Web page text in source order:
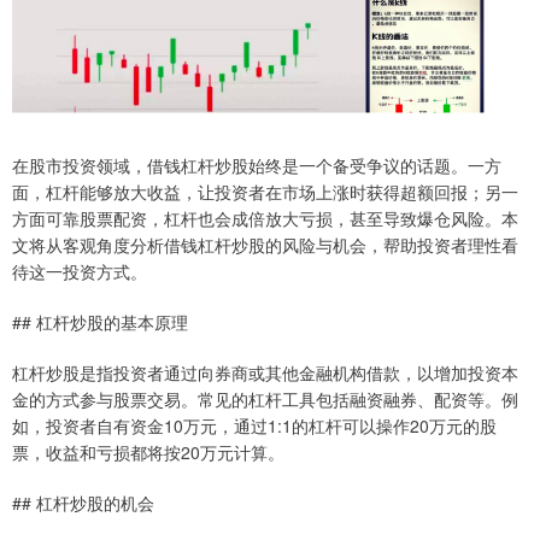
在股市投资领域，借钱杠杆炒股始终是一个备受争议的话题。一方
面，杠杆能够放大收益，让投资者在市场上涨时获得超额回报；另一
方面可靠股票配资，杠杆也会成倍放大亏损，甚至导致爆仓风险。本
文将从客观角度分析借钱杠杆炒股的风险与机会，帮助投资者理性看
待这一投资方式。
## 杠杆炒股的基本原理
杠杆炒股是指投资者通过向券商或其他金融机构借款，以增加投资本
金的方式参与股票交易。常见的杠杆工具包括融资融券、配资等。例
如，投资者自有资金10万元，通过1:1的杠杆可以操作20万元的股
票，收益和亏损都将按20万元计算。
## 杠杆炒股的机会